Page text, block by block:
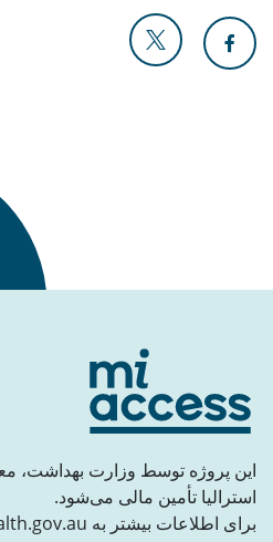
این پروژه توسط وزارت بهداشت،
استرالیا تأمین مالی می‌شود.
برای اطلاعات بیشتر به www.health.gov.au مراجعه کنید.